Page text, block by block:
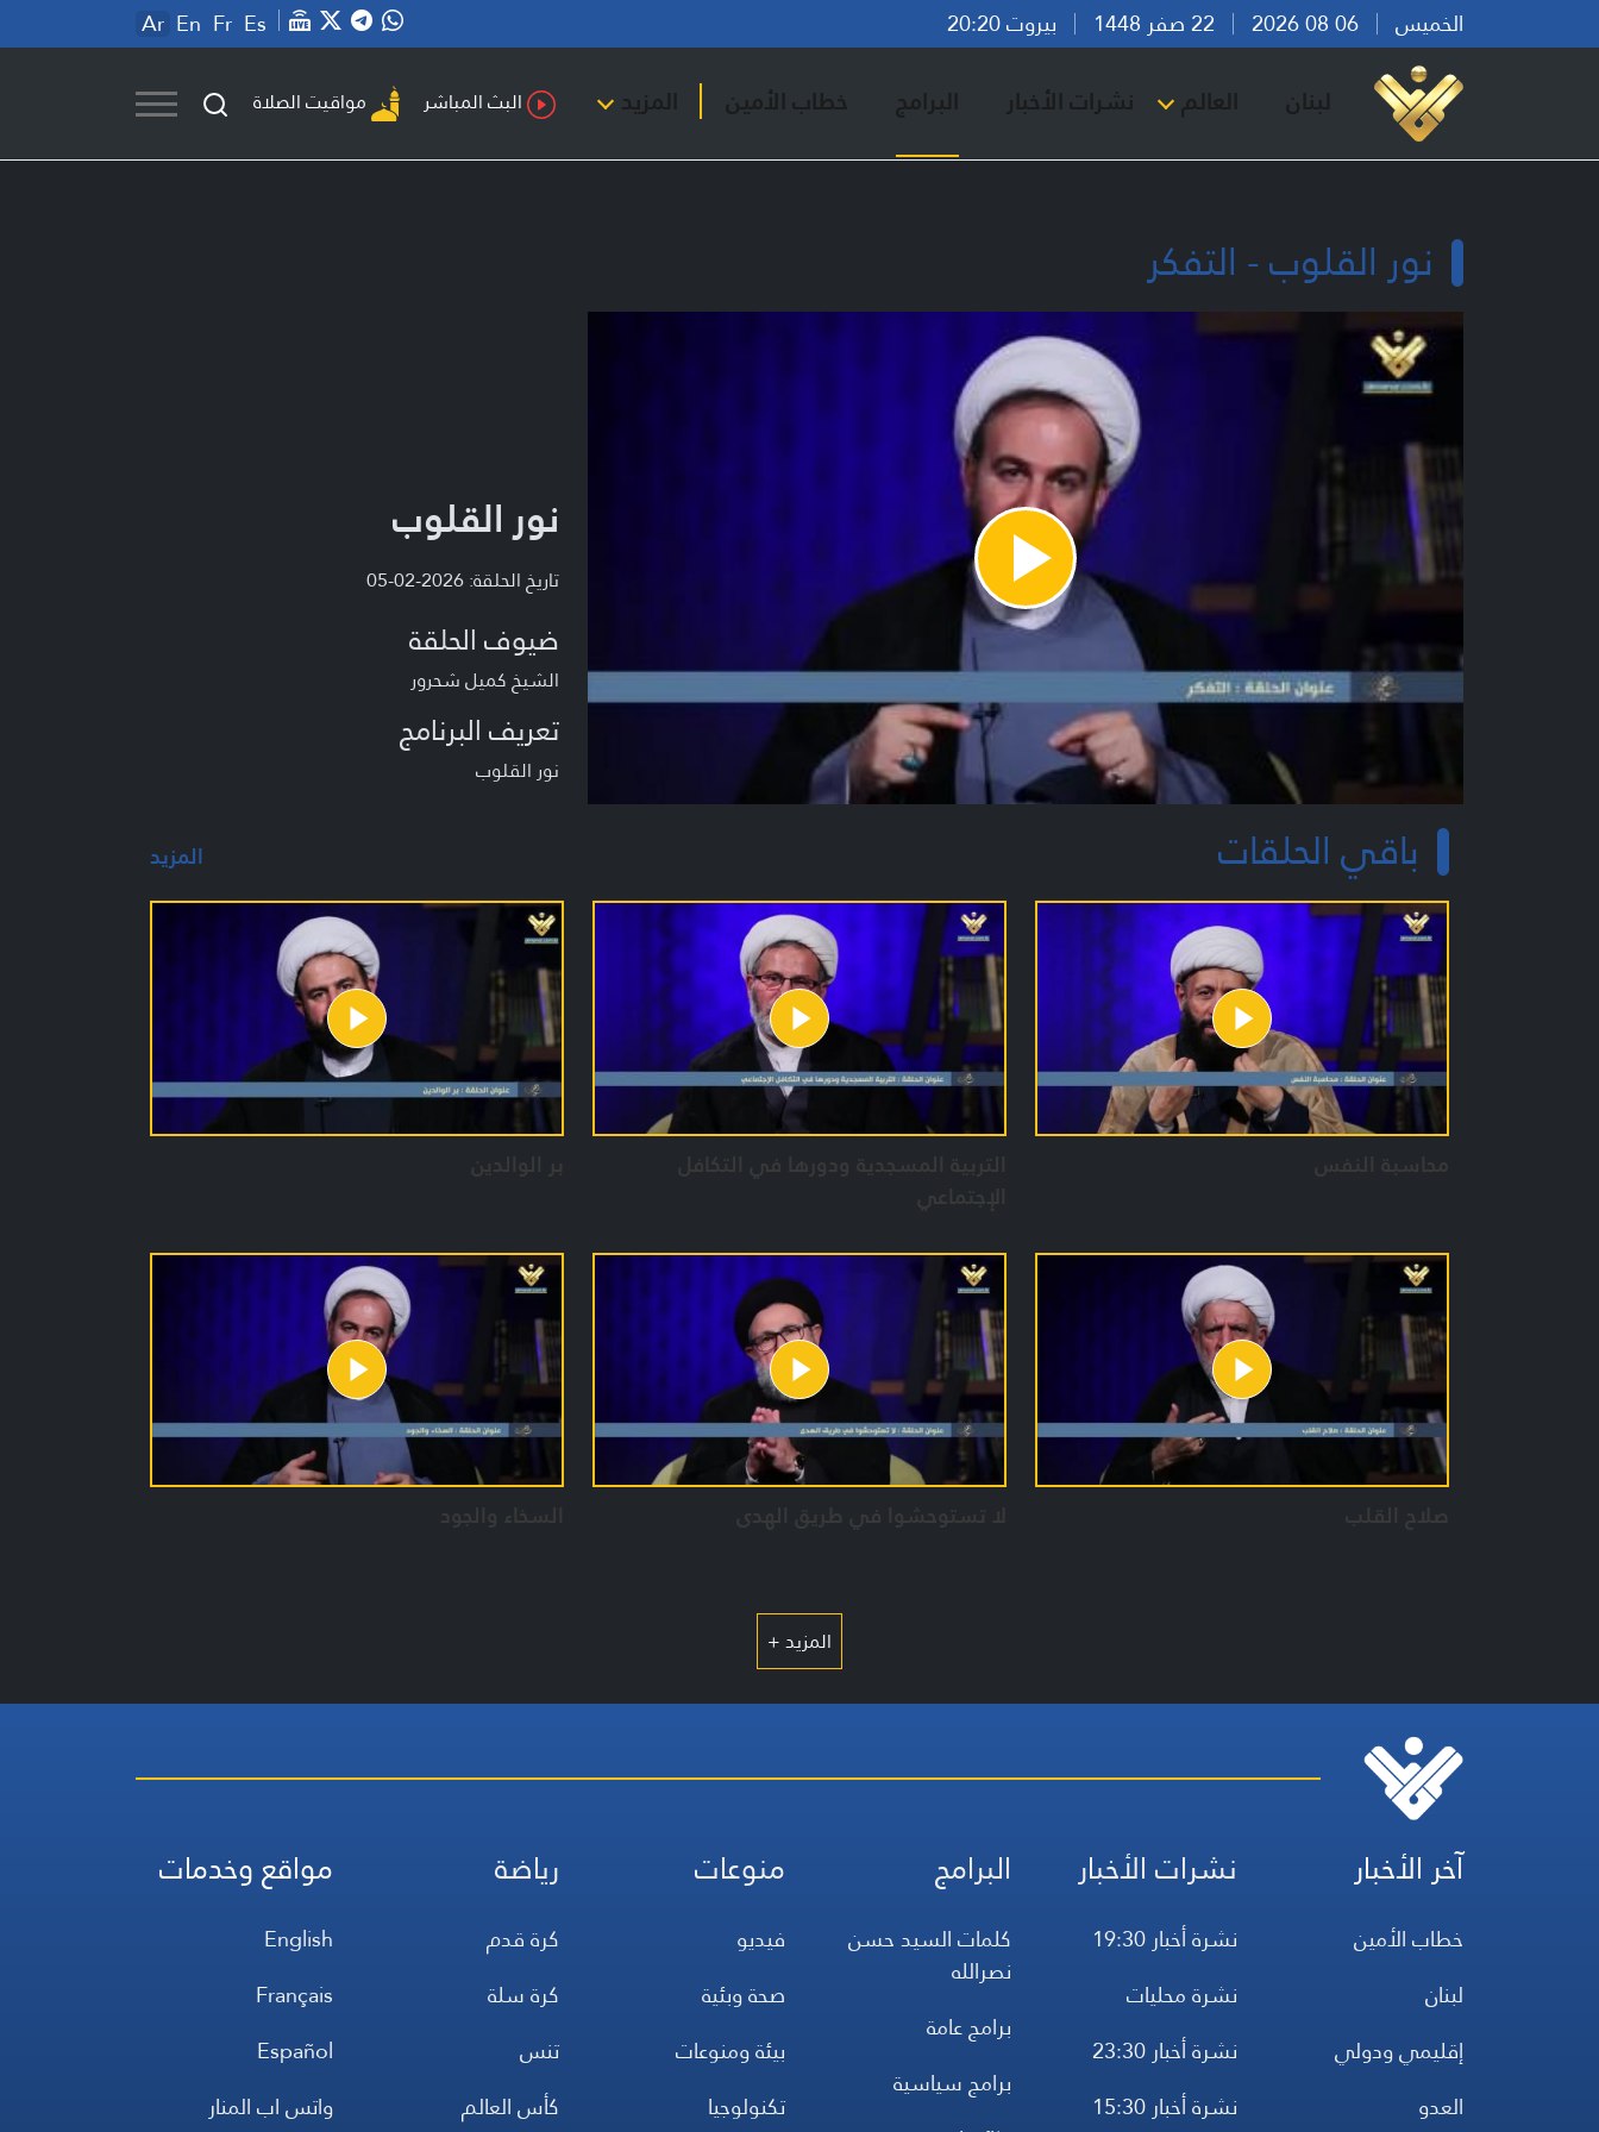
الخميس بيروت 20:20 Ar En Fr Es
لبنان العالم نشرات الأخبار البرامج خطاب الأمين المزيد البث المباشر مواقيت الصلاة
نور القلوب - التفكر
Play
Video
نور القلوب
تاريخ الحلقة: 2026-02-05
ضيوف الحلقة
الشيخ كميل شحرور
تعريف البرنامج
نور القلوب
باقي الحلقات المزيد
محاسبة النفس
التربية المسجدية ودورها في التكافل
الإجتماعي
بر الوالدين
صلاح القلب لا تستوحشوا في طريق الهدى السخاء والجود
المزيد +
آخر الأخبار
خطاب الأمين
لبنان
إقليمي ودولي
العدو
نشرات الأخبار
نشرة أخبار 19:30
نشرة محليات
نشرة أخبار 23:30
نشرة أخبار 15:30
البرامج
كلمات السيد حسن
نصرالله
برامج عامة
برامج سياسية
منوعات
فيديو
صحة وبئية
بيئة ومنوعات
تكنولوجيا
رياضة
كرة قدم
كرة سلة
تنس
كأس العالم
مواقع وخدمات
English
Français
Español
واتس اب المنار